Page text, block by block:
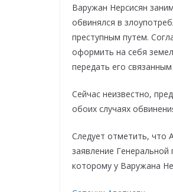
Варужан Нерсисян
обвинялся в
преступным путем.
оформить на себя
передать его
Сейчас неизвестно,
обоих случаях
Следует отметить, что
заявление
которому у Варужана